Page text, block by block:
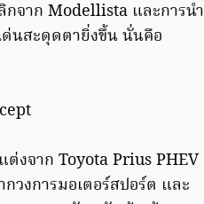
จาก Modellista และการนำ
ด่นสะดุดตายิ่งขึ้น นั่นคือ
งจาก Toyota Prius PHEV
วงการมอเตอร์สปอร์ต และ